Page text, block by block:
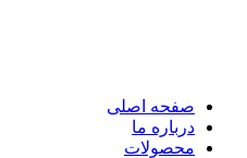
صفحه اصلی
درباره ما
محصولات